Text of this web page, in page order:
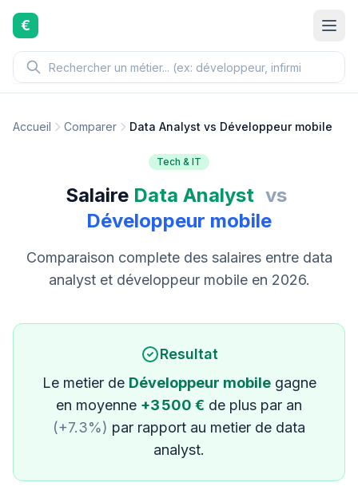
Aller au contenu principal
€
Accueil Comparer Data Analyst vs Développeur mobile
Tech & IT
Salaire Data Analyst vs
Développeur mobile
Comparaison complete des salaires entre data
analyst et développeur mobile en 2026.
Resultat
Le metier de Développeur mobilegagne
en moyenne +3 500 € de plus par an
(+7.3%) par rapport au metier de data
analyst.